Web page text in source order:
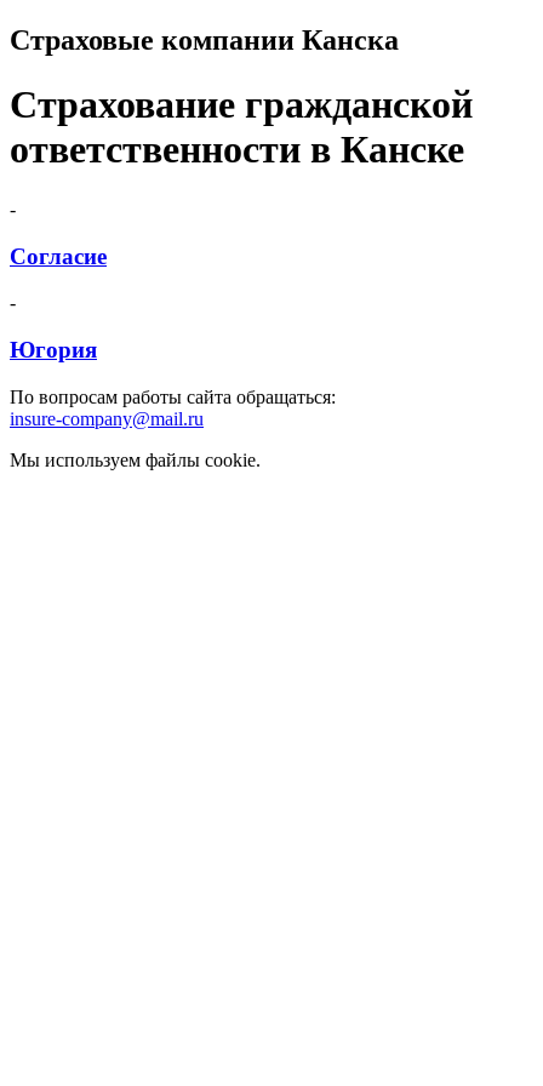
Страховые компании Канска
Страхование гражданской
ответственности в Канске
-
Согласие
-
Югория
По вопросам работы сайта обращаться:
insure-company@mail.ru
Мы используем файлы cookie.